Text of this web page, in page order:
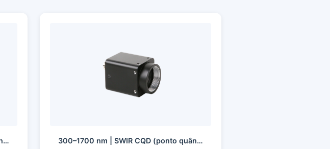
300–1700 nm | SWIR CQD (ponto quântico) fabricado na China | USB3 | Refrigerado | Câmera SWIR 300–1700 nm | SWIR CQD (ponto quântico) fabricado na China | USB3 | Não resfriado | Câmera SWIR